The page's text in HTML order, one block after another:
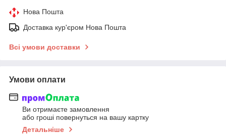
Нова Пошта
Доставка кур'єром Нова Пошта
Всі умови доставки
Умови оплати
Ви отримаєте замовлення
або гроші повернуться на вашу картку
Детальніше